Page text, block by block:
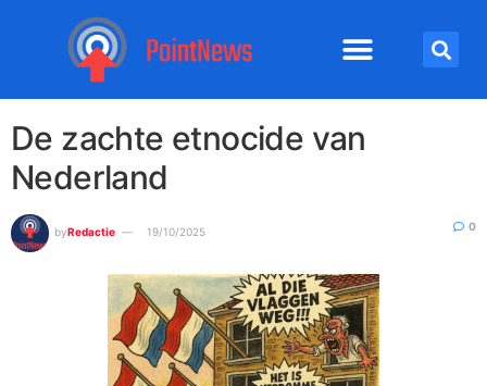
De zachte etnocide van
Nederland
byRedactie 19/10/2025 0